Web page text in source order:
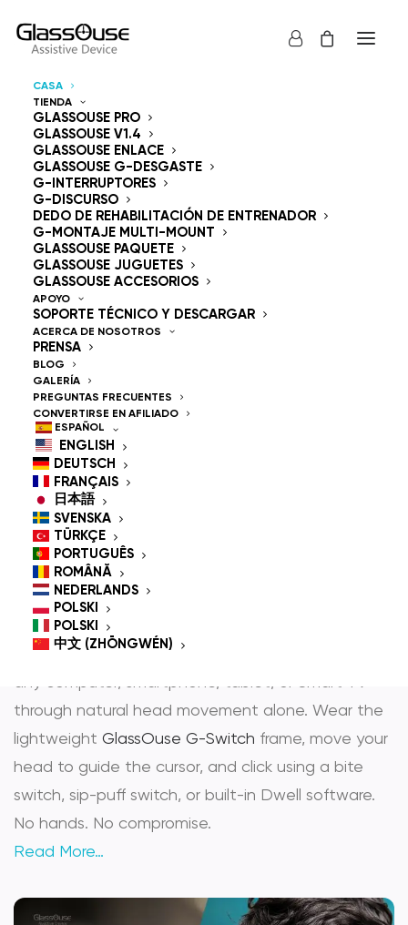
CASA
TIENDA
GLASSOUSE PRO
GLASSOUSE V1.4
GLASSOUSE ENLACE
GLASSOUSE G-DESGASTE
G-INTERRUPTORES
G-DISCURSO
DEDO DE REHABILITACIÓN DE ENTRENADOR
G-MONTAJE MULTI-MOUNT
GLASSOUSE PAQUETE
GLASSOUSE JUGUETES
GLASSOUSE ACCESORIOS
APOYO
SOPORTE TÉCNICO Y DESCARGAR
ACERCA DE NOSOTROS
PRENSA
BLOG
GALERÍA
PREGUNTAS FRECUENTES
CONVERTIRSE EN AFILIADO
ESPAÑOL
ENGLISH
DEUTSCH
FRANÇAIS
日本語
SVENSKA
TÜRKÇE
PORTUGUÊS
ROMÂNĂ
NEDERLANDS
POLSKI
POLSKI
中文 (ZHŌNGWÉN)
Dispositivos de control
Manos libres
GlassOuse — The
World's #1 Hands-Free
Mouse & Head
Controlled Mouse for
People With
Disabilities
GlassOuse is the most trusted
head controlled mouse
assistive technology that gives people with
physical disabilities full, independent control over
through natural head movement alone. Wear the
lightweight GlassOuse G-Switch frame, move your
head to guide the cursor, and click using a bite
switch, sip-puff switch, or built-in Dwell software.
No hands. No compromise.
Read More…